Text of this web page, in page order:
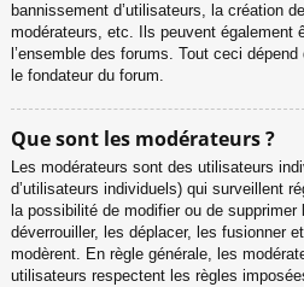
bannissement d’utilisateurs, la création
modérateurs, etc. Ils peuvent également
l’ensemble des forums. Tout ceci
le fondateur du forum.
Que sont les modérateurs ?
Les modérateurs sont des utilisateurs
d’utilisateurs individuels) qui surveillent
la possibilité de modifier ou de
déverrouiller, les déplacer, les fusionner
modèrent. En règle générale, les
utilisateurs respectent les règles